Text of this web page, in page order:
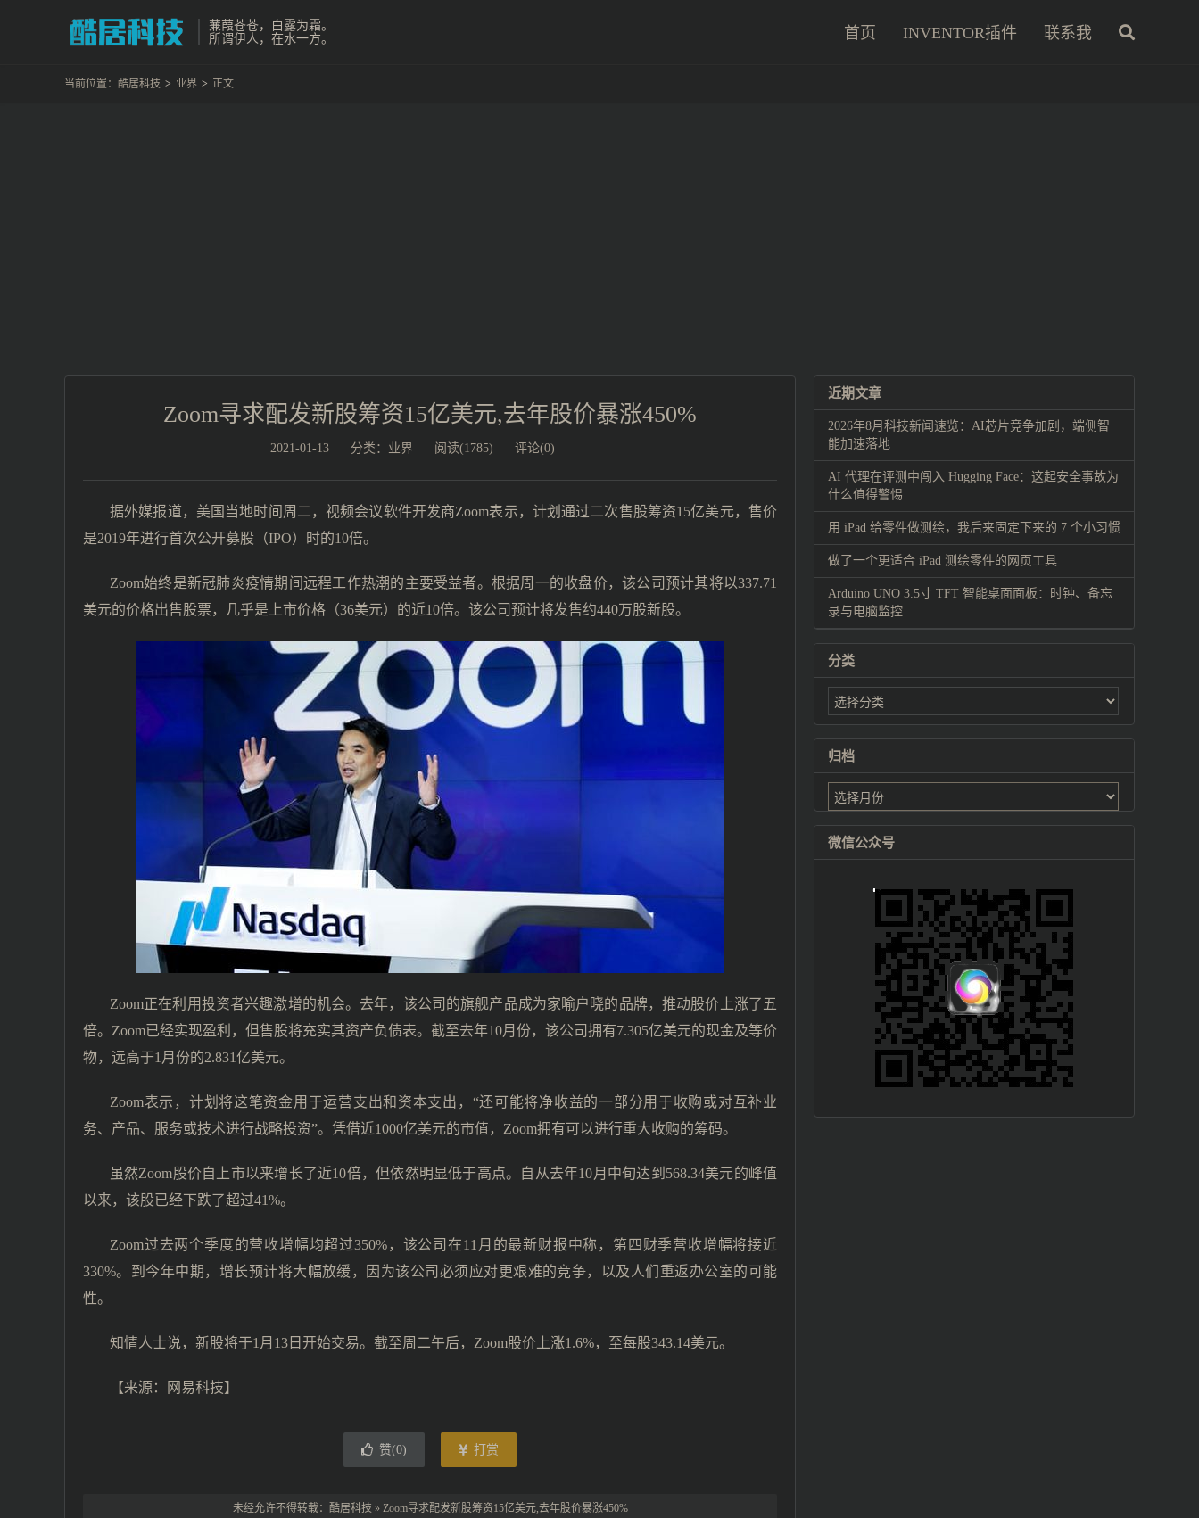
蒹葭苍苍，白露为霜。
所谓伊人，在水一方。
首页 INVENTOR插件 联系我
当前位置： 酷居科技 > 业界 > 正文
Zoom寻求配发新股筹资15亿美元,去年股价暴涨450%
2021-01-13 分类： 业界 阅读(1785) 评论(0)
据外媒报道，美国当地时间周二，视频会议软件开发商Zoom表示，计划通过二次售股筹资15亿美元，售价
是2019年进行首次公开募股（IPO）时的10倍。
Zoom始终是新冠肺炎疫情期间远程工作热潮的主要受益者。根据周一的收盘价，该公司预计其将以337.71
美元的价格出售股票，几乎是上市价格（36美元）的近10倍。该公司预计将发售约440万股新股。
Zoom正在利用投资者兴趣激增的机会。去年，该公司的旗舰产品成为家喻户晓的品牌，推动股价上涨了五
倍。Zoom已经实现盈利，但售股将充实其资产负债表。截至去年10月份，该公司拥有7.305亿美元的现金及等价
物，远高于1月份的2.831亿美元。
Zoom表示，计划将这笔资金用于运营支出和资本支出，“还可能将净收益的一部分用于收购或对互补业
务、产品、服务或技术进行战略投资”。凭借近1000亿美元的市值，Zoom拥有可以进行重大收购的筹码。
虽然Zoom股价自上市以来增长了近10倍，但依然明显低于高点。自从去年10月中旬达到568.34美元的峰值
以来，该股已经下跌了超过41%。
Zoom过去两个季度的营收增幅均超过350%，该公司在11月的最新财报中称，第四财季营收增幅将接近
330%。到今年中期，增长预计将大幅放缓，因为该公司必须应对更艰难的竞争，以及人们重返办公室的可能
性。
知情人士说，新股将于1月13日开始交易。截至周二午后，Zoom股价上涨1.6%，至每股343.14美元。
【来源：网易科技】
赞(0) 打赏
未经允许不得转载： 酷居科技 » Zoom寻求配发新股筹资15亿美元,去年股价暴涨450%
近期文章
2026年8月科技新闻速览：AI芯片竞争加剧，端侧智
能加速落地
AI 代理在评测中闯入 Hugging Face：这起安全事故为
什么值得警惕
用 iPad 给零件做测绘，我后来固定下来的 7 个小习惯
做了一个更适合 iPad 测绘零件的网页工具
Arduino UNO 3.5寸 TFT 智能桌面面板：时钟、备忘
录与电脑监控
分类
归档
微信公众号